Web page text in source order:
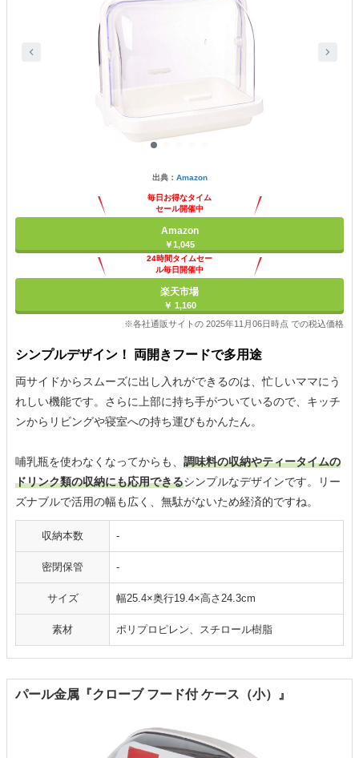
出典： Amazon
毎日お得なタイム
セール開催中
Amazon
￥1,045
24時間タイムセー
ル毎日開催中
楽天市場
￥ 1,160
※各社通販サイトの 2025年11月06日時点 での税込価格
シンプルデザイン！ 両開きフードで多用途
両サイドからスムーズに出し入れができるのは、忙しいママにう
れしい機能です。さらに上部に持ち手がついているので、キッチ
ンからリビングや寝室への持ち運びもかんたん。
哺乳瓶を使わなくなってからも、 調味料の収納やティータイムの
ドリンク類の収納にも応用できるシンプルなデザインです。リー
ズナブルで活用の幅も広く、無駄がないため経済的ですね。
収納本数 -
密閉保管 -
サイズ 幅25.4×奥行19.4×高さ24.3cm
素材 ポリプロピレン、スチロール樹脂
パール金属『クローブ フード付 ケース（小）』